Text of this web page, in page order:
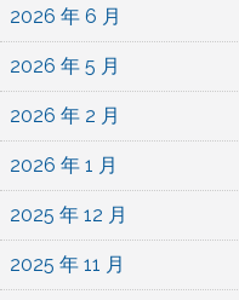
2026 年 6 月
2026 年 5 月
2026 年 2 月
2026 年 1 月
2025 年 12 月
2025 年 11 月